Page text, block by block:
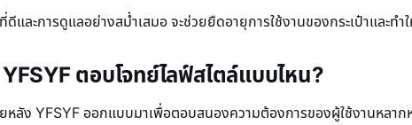
ดีและการดูแลอย่างสม่ำเสมอ จะช่วยยืดอายุการใช้งานของกระเป๋าและ
YFSYF ตอบโจทย์ไลฟ์สไตล์แบบไหน?
ยหลัง YFSYF ออกแบบมาเพื่อตอบสนองความต้องการของผู้ใช้งานหล